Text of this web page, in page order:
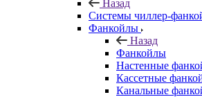
Назад
Системы чиллер-
Фанкойлы
Назад
Фанкойлы
Настенные
Кассетные
Канальные